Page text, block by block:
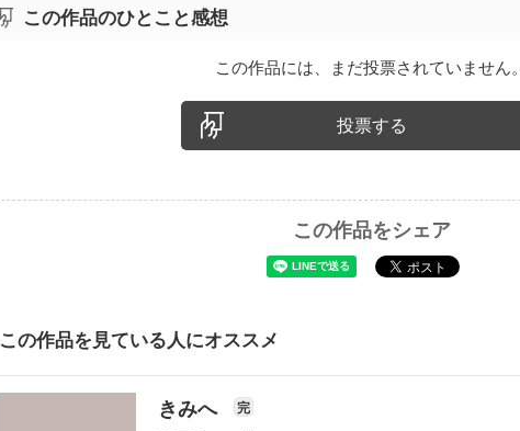
この作品のひとこと感想
この作品には、まだ投票されていません。
投票する
この作品をシェア
この作品を見ている人にオススメ
きみへ 完